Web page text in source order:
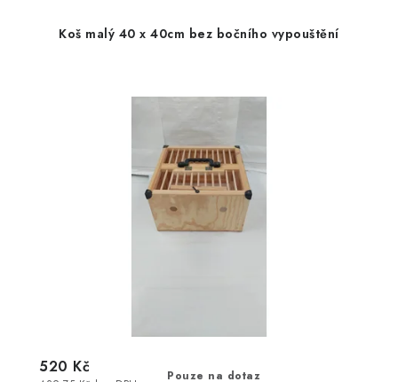
Koš malý 40 x 40cm bez bočního vypouštění
Pouze na dotaz
520 Kč